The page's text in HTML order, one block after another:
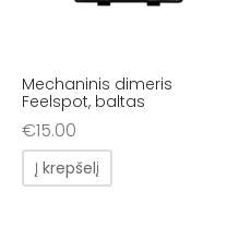
Mechaninis dimeris
Feelspot, baltas
€15.00
Į krepšelį